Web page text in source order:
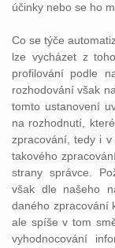
účinky nebo se ho
Co se týče
lze vycházet z
profilování podle
rozhodování však
tomto ustanovení
na rozhodnutí,
zpracování, tedy i
takového
strany správce.
však dle našeho
daného zpracování
ale spíše v tom
vyhodnocování